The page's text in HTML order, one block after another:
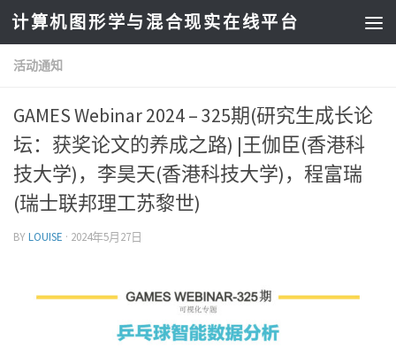
计算机图形学与混合现实在线平台
活动通知
GAMES Webinar 2024 – 325期(研究生成长论
坛：获奖论文的养成之路) |王伽臣(香港科
技大学)，李昊天(香港科技大学)，程富瑞
(瑞士联邦理工苏黎世)
BYLOUISE · 2024年5月27日